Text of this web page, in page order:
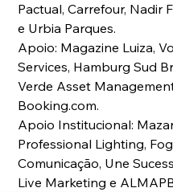
Pactual, Carrefour, Nadir
e Urbia Parques.
Apoio: Magazine Luiza,
Services, Hamburg Sud
Verde Asset
Booking.com.
Apoio Institucional:
Professional Lighting,
Comunicação, Une
Live Marketing e